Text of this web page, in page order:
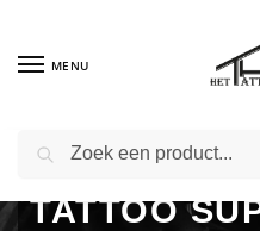
MENU
TATTOO